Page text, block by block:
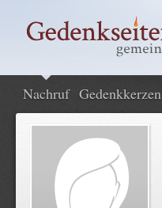
Nachruf Gedenkkerzen